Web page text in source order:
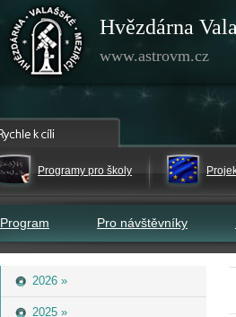
Hvězdárna
www.astrovm.cz
Programy pro školy
Program Pro návštěvníky
2026 »
2025 »